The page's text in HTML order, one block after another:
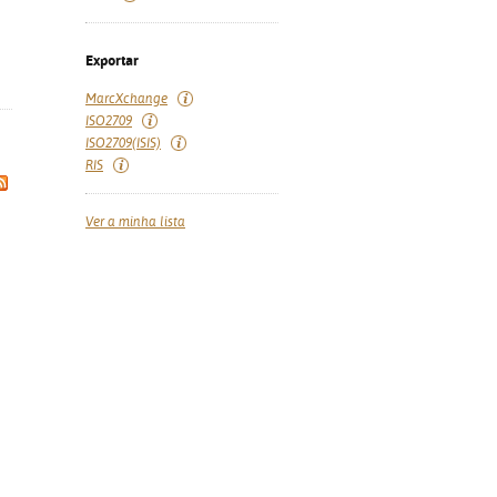
Exportar
MarcXchange
ISO2709
ISO2709(ISIS)
RIS
Ver a minha lista